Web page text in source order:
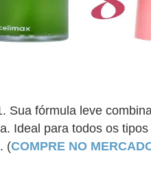
Sua fórmula leve
Ideal para todos os
(COMPRE NO